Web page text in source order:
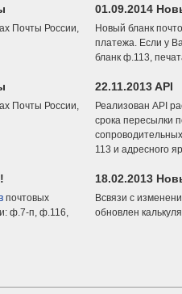
Почты России,
01.09.2014
Новый бланк
платежа. Если у
бланк ф.113,
Почты России,
22.11.2013 API
Реализован API
срока пересылки
113 и адресного
почтовых
ф.7-п, ф.116,
18.02.2013
Всвязи с
обновлен